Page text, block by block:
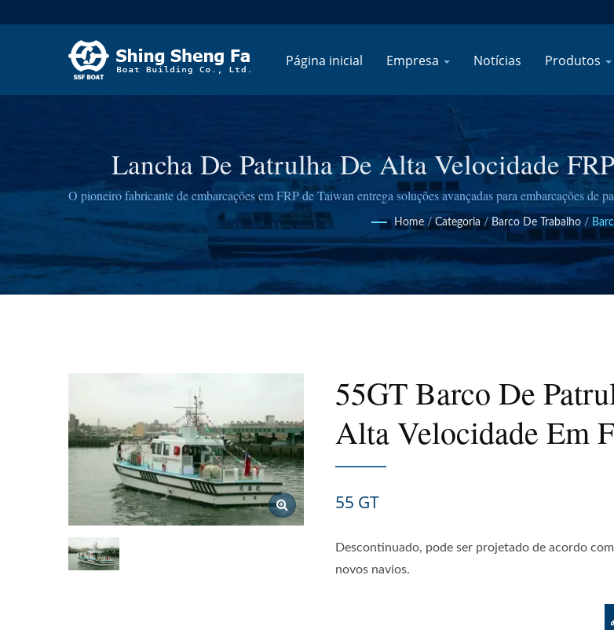
Página inicial Empresa Notícias Produtos
Lancha De Patrulha De Alta Velocidade
O pioneiro fabricante de embarcações em FRP de Taiwan entrega soluções avançadas para embarcações de
SSF de projetar barcos de patrulha personalizados que atendem a requisitos específicos de agências
velocidade.
Home / Categoria / Barco De Trabalho /
55GT Barco De
Alta Velocidade Em
55 GT
Descontinuado, pode ser projetado de acordo
novos navios.